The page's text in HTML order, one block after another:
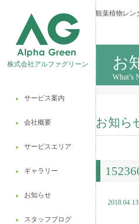
株式会社アルファグリーン
▶︎ サービス案内
▶︎ 会社概要
▶︎ サービスエリア
▶︎ ギャラリー
▶︎ お知らせ
▶︎ スタッフブログ
観葉植物レンタル
壁面緑化
ギフト販売
造園ガーデニング
植木処分
観葉植物レン
お
What’s
お知ら
2018.04.13